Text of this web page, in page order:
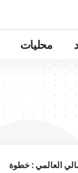
محليات
العالمي : خطوة